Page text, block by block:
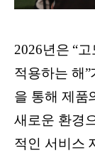
2026년은 “
적용하는 해
을 통해 제품
새로운 환경
적인 서비스